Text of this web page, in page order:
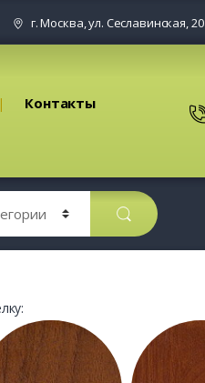
г. Москва, ул. Сеславинская, 20
Контакты